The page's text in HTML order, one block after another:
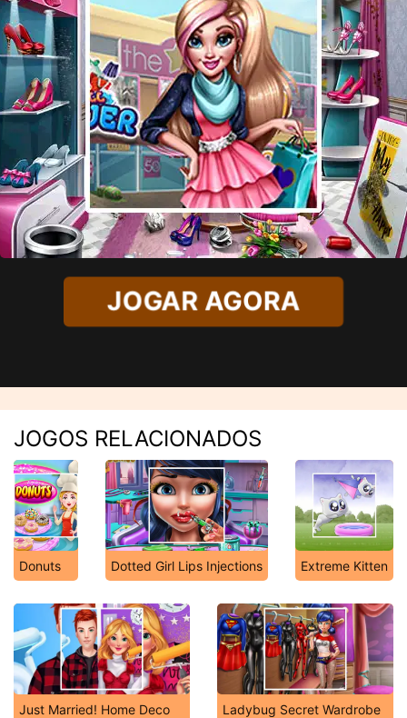
JOGAR AGORA
JOGOS RELACIONADOS
Donuts Dotted Girl Lips Injections Extreme Kitten
Just Married! Home Deco Ladybug Secret Wardrobe